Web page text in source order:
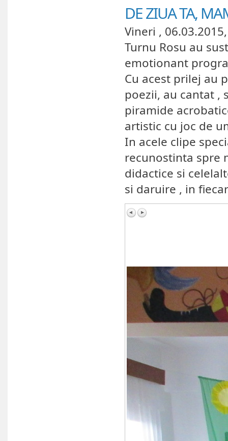
DE ZIUA TA,
Vineri ,
Turnu Rosu au
emotionant
Cu acest prilej au
poezii, au cantat ,
piramide
artistic cu joc de
In acele clipe
recunostinta spre
didactice si
si daruire , in